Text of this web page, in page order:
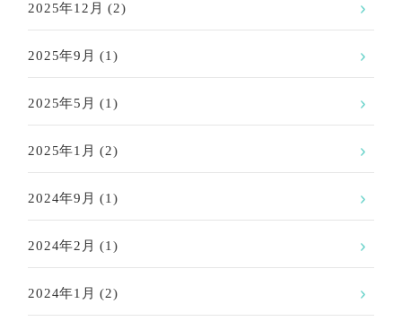
2025年12月 (2)
2025年9月 (1)
2025年5月 (1)
2025年1月 (2)
2024年9月 (1)
2024年2月 (1)
2024年1月 (2)